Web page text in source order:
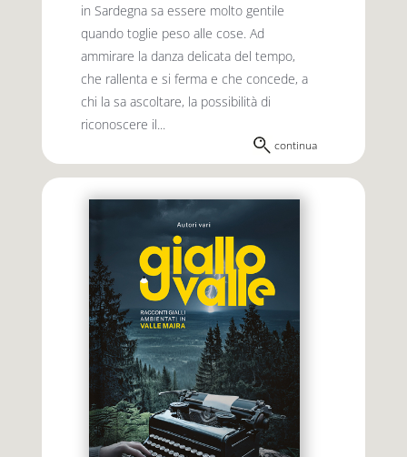
in Sardegna sa essere molto gentile
quando toglie peso alle cose. Ad
ammirare la danza delicata del tempo,
che rallenta e si ferma e che concede, a
chi la sa ascoltare, la possibilità di
riconoscere il...
continua